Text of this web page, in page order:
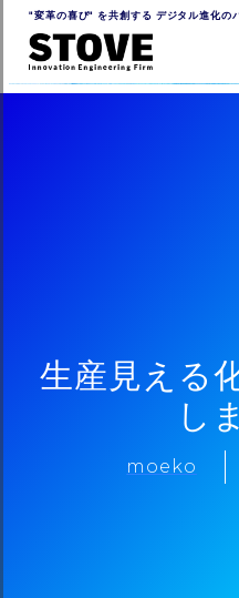
"変革の喜び" を共創する デジタル進化の
生産見える
し
moeko